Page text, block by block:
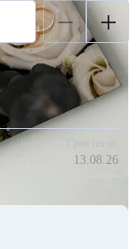
13.08.26